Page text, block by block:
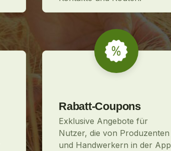
Rabatt-Coupons
Exklusive Angebote für
Nutzer, die von Produzenten
und Handwerkern in der App